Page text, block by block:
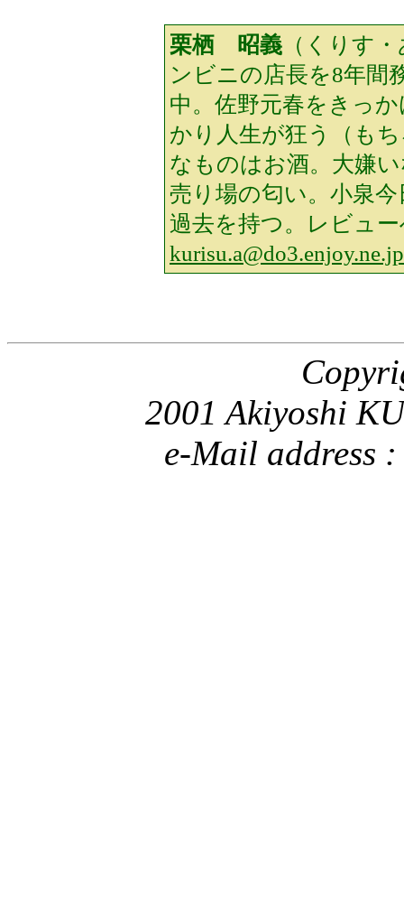
栗栖 昭義 （くりす
ンビニの店長を8年間
中。佐野元春をきっ
かり人生が狂う（も
なものはお酒。大嫌
売り場の匂い。小泉
過去を持つ。レビュ
kurisu.a@do3.enjoy.ne.jp
2001 Akiyoshi
e-Mail address